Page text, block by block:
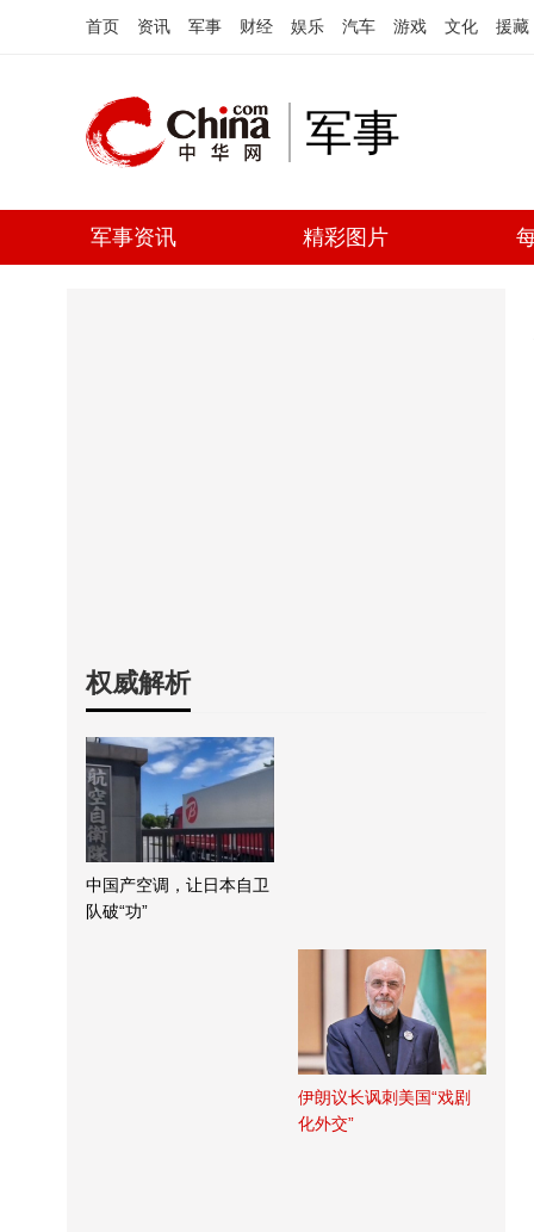
首页 资讯 军事 财经 娱乐 汽车 游戏 文化 援藏
军事
军事资讯 精彩图片
权威解析
中国产空调，让日本自卫
队破“功”
伊朗议长讽刺美国“戏剧
化外交”